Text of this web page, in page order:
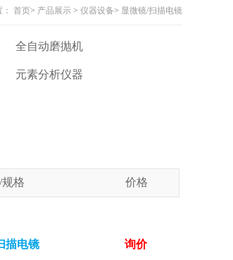
首页> 产品展示 > 仪器设备> 显微镜/扫描电镜
全自动磨抛机
元素分析仪器
格 价格
描电镜 询价